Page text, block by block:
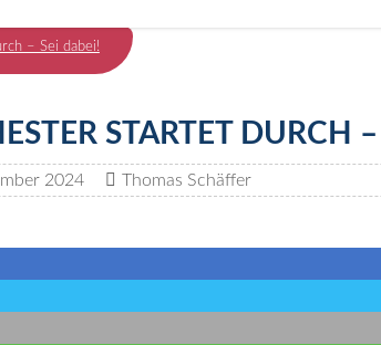
– Sei dabei!
STARTET DURCH
2024 Thomas Schäffer